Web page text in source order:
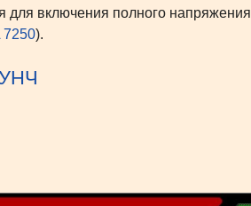
для включения полного напряжения
7250).